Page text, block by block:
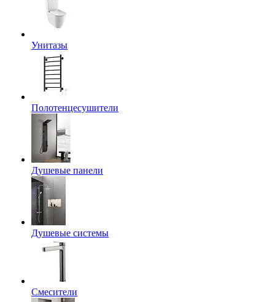
Унитазы
Полотенцесушители
Душевые панели
Душевые системы
Смесители